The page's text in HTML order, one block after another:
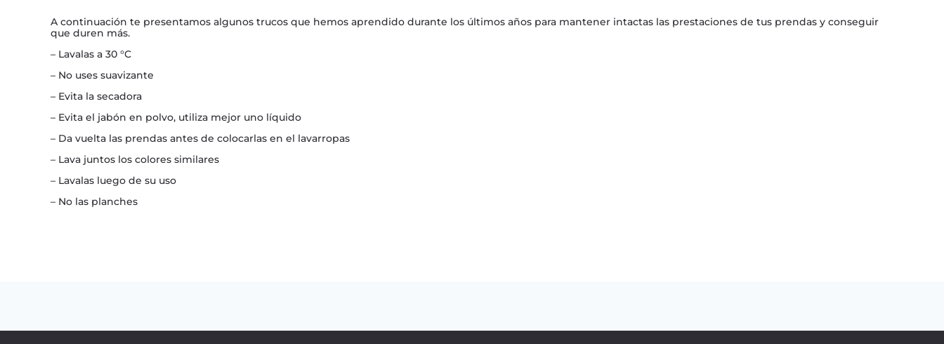
A continuación te presentamos algunos trucos que hemos aprendido durante los últimos años para mantener intactas las prestaciones de tus prendas y conseguir
que duren más.
– Lavalas a 30 °C
– No uses suavizante
– Evita la secadora
– Evita el jabón en polvo, utiliza mejor uno líquido
– Da vuelta las prendas antes de colocarlas en el lavarropas
– Lava juntos los colores similares
– Lavalas luego de su uso
– No las planches